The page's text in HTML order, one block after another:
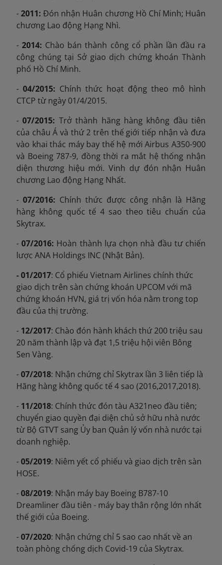
-2011: Đón nhận Huân chương Hồ Chí Minh; Huân
chương Lao động Hạng Nhì.
-2014: Chào bán thành công cổ phần lần đầu ra
công chúng tại Sở giao dịch chứng khoán Thành
phố Hồ Chí Minh.
- 04/2015: Chính thức hoạt động theo mô hình
CTCP từ ngày 01/4/2015.
-07/2015: Trở thành hãng hàng không đầu tiên
của châu Á và thứ 2 trên thế giới tiếp nhận và đưa
vào khai thác máy bay thế hệ mới Airbus A350-900
và Boeing 787-9, đồng thời ra mắt hệ thống nhận
diện thương hiệu mới. Vinh dự đón nhận Huân
chương Lao động Hạng Nhất.
- 07/2016: Chính thức được công nhận là Hãng
hàng không quốc tế 4 sao theo tiêu chuẩn của
Skytrax.
-07/2016: Hoàn thành lựa chọn nhà đầu tư chiến
lược ANA Holdings INC (Nhật Bản).
- 01/2017: Cổ phiếu Vietnam Airlines chính thức
giao dịch trên sàn chứng khoán UPCOM với mã
chứng khoán HVN, giá trị vốn hóa nằm trong top
đầu của thị trường.
- 12/2017: Chào đón hành khách thứ 200 triệu sau
20 năm thành lập và đạt 1,5 triệu hội viên Bông
Sen Vàng.
-07/2018: Nhận chứng chỉ Skytrax lần 3 liên tiếp là
Hãng hàng không quốc tế 4 sao (2016,2017,2018).
- 11/2018: Chính thức đón tàu A321neo đầu tiên;
chuyển giao quyền đại diện chủ sở hữu nhà nước
từ Bộ GTVT sang Ủy ban Quản lý vốn nhà nước tại
doanh nghiệp.
-05/2019: Niêm yết cổ phiếu và giao dịch trên sàn
HOSE.
-08/2019: Nhận máy bay Boeing B787-10
Dreamliner đầu tiên - máy bay thân rộng lớn nhất
thế giới của Boeing.
-07/2020: Nhận chứng chỉ 5 sao cao nhất về an
toàn phòng chống dịch Covid-19 của Skytrax.